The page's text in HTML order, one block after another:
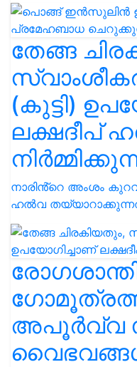
തേങ്ങ
(കുട്ടി)
ലക്ഷദീപ്
നാരിൻ്റെ അംശം കുറവ്
ഹൽവ
അപൂർവ്വ